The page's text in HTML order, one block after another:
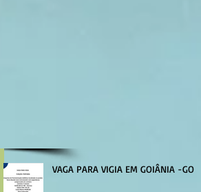
VAGA PARA VIGIA EM GOIÂNIA -GO